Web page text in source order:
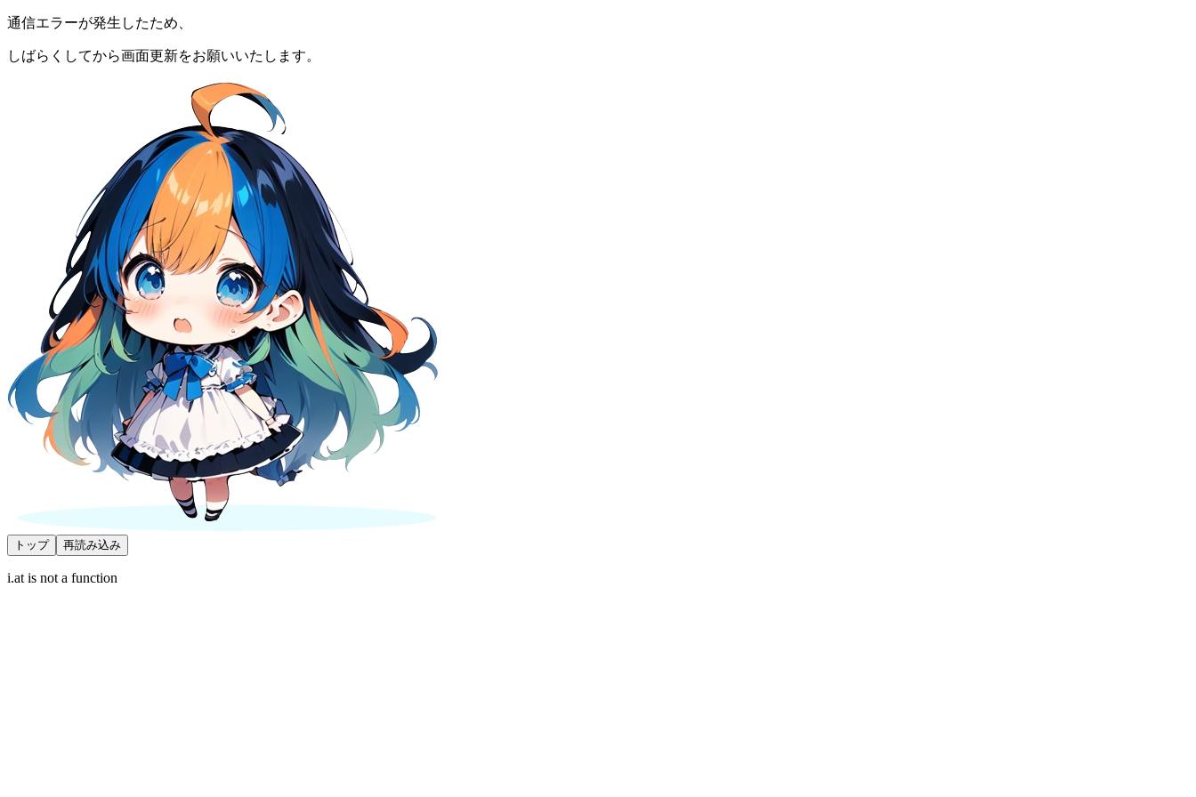
通信エラーが発生したため、
しばらくしてから画面更新をお願いいたします。
トップ 再読み込み
i.at is not a function